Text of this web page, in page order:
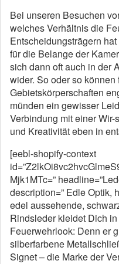
Bei unseren Besuchen
welches Verhältnis die
Entscheidungsträgern
für die Belange der
sich dann oft auch in der
wider. So oder so
Gebietskörperschaften
münden ein gewisser
Verbindung mit einer
und Kreativität eben in
[eebl-shopify-context
Mjk1MTc=”
description=” Edle Optik,
edel aussehende,
Rindsleder kleidet Dich
Feuerwehrlook: Denn er
silberfarbene
Signet – die Marke der